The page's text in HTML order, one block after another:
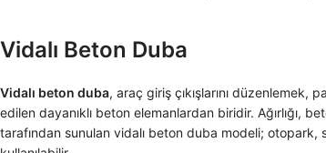
Vidalı Beton Duba
Vidalı beton duba, araç giriş çıkışlarını düzenlemek,
edilen dayanıklı beton elemanlardan biridir. Ağırlığı,
tarafından sunulan vidalı beton duba modeli; otopark,